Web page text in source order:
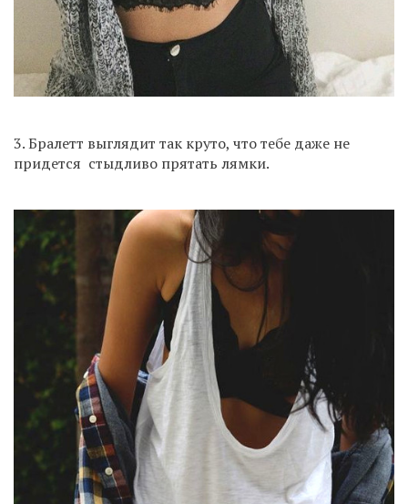
3. Бралетт выглядит так круто, что тебе даже не
придется стыдливо прятать лямки.